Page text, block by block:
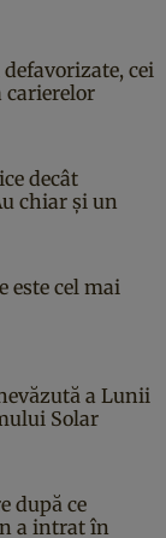
cei
carierelor
decât
chiar și un
este cel mai
a Lunii
Solar
după ce
a intrat în